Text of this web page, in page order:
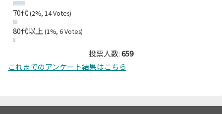
70代(2%, 14 Votes)
80代以上 (1%, 6 Votes)
投票人数:659
これまでのアンケート結果はこちら